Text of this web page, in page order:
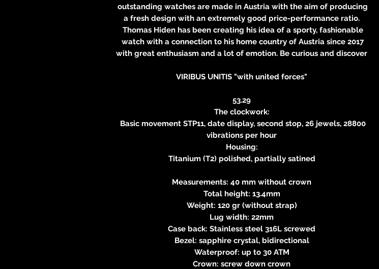
outstanding watches are made in Austria with the aim of producing
a fresh design with an extremely good price-performance ratio.
Thomas Hiden has been creating his idea of ​​a sporty, fashionable
watch with a connection to his home country of Austria since 2017
with great enthusiasm and a lot of emotion. Be curious and discover
VIRIBUS UNITIS "with united forces"
53.29
The clockwork:
Basic movement STP11, date display, second stop, 26 jewels, 28800
vibrations per hour
Housing:
Titanium (T2) polished, partially satined
Measurements: 40 mm without crown
Total height: 13.4mm
Weight: 120 gr (without strap)
Lug width: 22mm
Case back: Stainless steel 316L screwed
Bezel: sapphire crystal, bidirectional
Waterproof: up to 30 ATM
Crown: screw down crown